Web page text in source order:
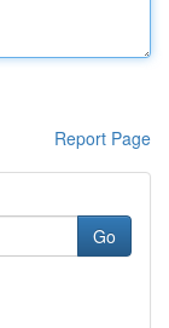
Report Page
Go